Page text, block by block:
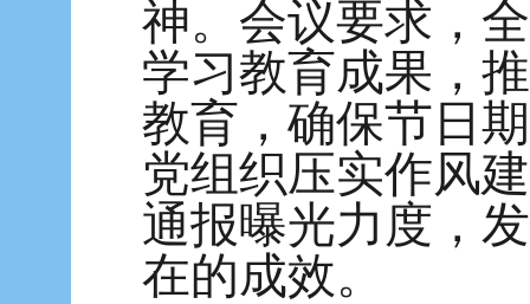
神。会议要求，
学习教育成果，
教育，确保节日
党组织压实作风
通报曝光力度，
在的成效。